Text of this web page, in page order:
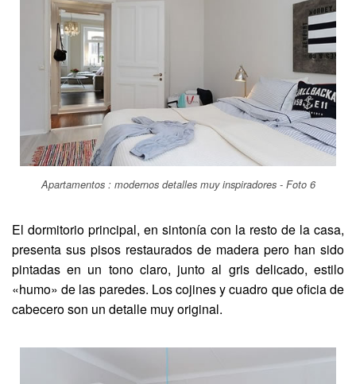
Apartamentos : modernos detalles muy inspiradores - Foto 6
El dormitorio principal, en sintonía con la resto de la casa,
presenta sus pisos restaurados de madera pero han sido
pintadas en un tono claro, junto al gris delicado, estilo
«humo» de las paredes. Los cojines y cuadro que oficia de
cabecero son un detalle muy original.